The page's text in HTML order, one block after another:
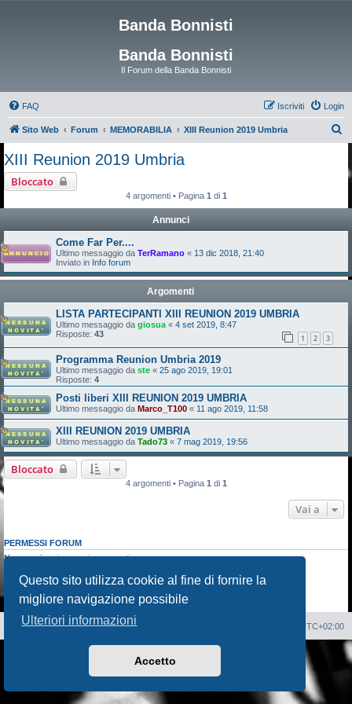
Questo sito utilizza cookie al fine di fornire la
migliore navigazione possibile
Ulteriori informazioni
Accetto
Banda Bonnisti
Banda Bonnisti
Il Forum della Banda Bonnisti
FAQ Login
Iscriviti
Sito Web Forum MEMORABILIA XIII Reunion 2019 Umbria
XIII Reunion 2019 Umbria
Bloccato
4 argomenti • Pagina 1 di 1
Annunci
Come Far Per....
Ultimo messaggio da TerRamano « 13 dic 2018, 21:40
Inviato in Info forum
Argomenti
LISTA PARTECIPANTI XIII REUNION 2019 UMBRIA
Ultimo messaggio da giosua « 4 set 2019, 8:47
Risposte: 43 1 2 3
Programma Reunion Umbria 2019
Ultimo messaggio da ste « 25 ago 2019, 19:01
Risposte: 4
Posti liberi XIII REUNION 2019 UMBRIA
Ultimo messaggio da Marco_T100 « 11 ago 2019, 11:58
XIII REUNION 2019 UMBRIA
Ultimo messaggio da Tado73 « 7 mag 2019, 19:56
Bloccato
4 argomenti • Pagina 1 di 1
Vai a
PERMESSI FORUM
Non puoiaprire nuovi argomenti
Non puoimodificare i tuoi messaggi
Non puoiinviare allegati
Sito Web Forum UTC+02:00